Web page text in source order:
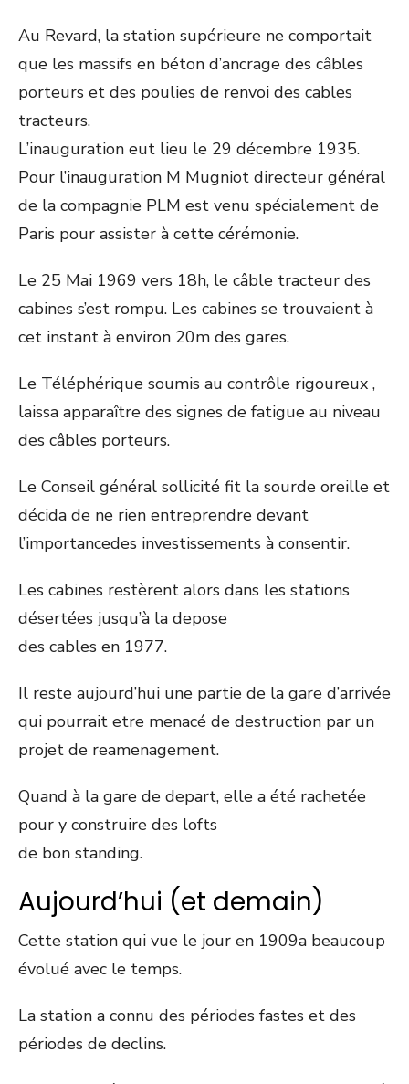
Au Revard, la station supérieure ne comportait
que les massifs en béton d’ancrage des câbles
porteurs et des poulies de renvoi des cables
tracteurs.
L’inauguration eut lieu le 29 décembre 1935.
Pour l’inauguration M Mugniot directeur général
de la compagnie PLM est venu spécialement de
Paris pour assister à cette cérémonie.
Le 25 Mai 1969 vers 18h, le câble tracteur des
cabines s’est rompu. Les cabines se trouvaient à
cet instant à environ 20m des gares.
Le Téléphérique soumis au contrôle rigoureux ,
laissa apparaître des signes de fatigue au niveau
des câbles porteurs.
Le Conseil général sollicité fit la sourde oreille et
décida de ne rien entreprendre devant
l’importancedes investissements à consentir.
Les cabines restèrent alors dans les stations
désertées jusqu’à la depose
des cables en 1977.
Il reste aujourd’hui une partie de la gare d’arrivée
qui pourrait etre menacé de destruction par un
projet de reamenagement.
Quand à la gare de depart, elle a été rachetée
pour y construire des lofts
de bon standing.
Aujourd’hui (et demain)
Cette station qui vue le jour en 1909a beaucoup
évolué avec le temps.
La station a connu des périodes fastes et des
périodes de declins.